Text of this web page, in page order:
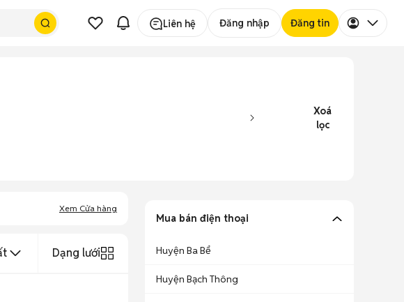
Liên hệ Đăng nhập Đăng tin
Xoá
lọc
Xem Cửa hàng
Dạng lưới
Mua bán điện thoại
Huyện Ba Bể
Huyện Bạch Thông